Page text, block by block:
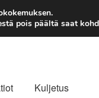
alkaen 7 EUR
Kuljetus
pois päältä saat